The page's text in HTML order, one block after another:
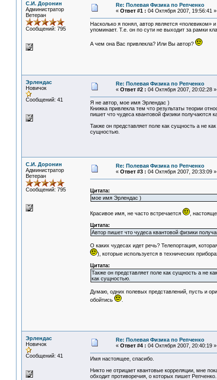
С.И. Доронин
Администратор
Ветеран
Сообщений: 795
Re: Полевая Физика по Репченко
« Ответ #1 : 04 Октября 2007, 19:56:41 »
Насколько я понял, автор является
упоминает. Т.е. он по сути не выходит за рамки
А чем она Вас привлекла? Или Вы автор?
Эрлендас
Новичок
Сообщений: 41
Re: Полевая Физика по Репченко
« Ответ #2 : 04 Октября 2007, 20:02:28 »
Я не автор, мое имя Эрлендас )
Книжка привлекла тем что результаты теории
пишет что чудеса квантовой физики получаются
Также он представляет поле как сущность а не
сущностью.
С.И. Доронин
Администратор
Ветеран
Сообщений: 795
Re: Полевая Физика по Репченко
« Ответ #3 : 04 Октября 2007, 20:33:09 »
Цитата:
мое имя Эрлендас )
Красивое имя, не часто встречается
,
Цитата:
Автор пишет что чудеса квантовой физики
О каких чудесах идет речь? Телепортация,
), которые используется в технических
Цитата:
Также он представляет поле как сущность а не
как сущностью.
Думаю, одних полевых представлений, пусть и
обойтись
.
Эрлендас
Новичок
Сообщений: 41
Re: Полевая Физика по Репченко
« Ответ #4 : 04 Октября 2007, 20:40:19 »
Имя настоящее, спасибо.
Никто не отрицает квантовые корреляции, мне
обходит противоречия, о которых пишет Репченко.